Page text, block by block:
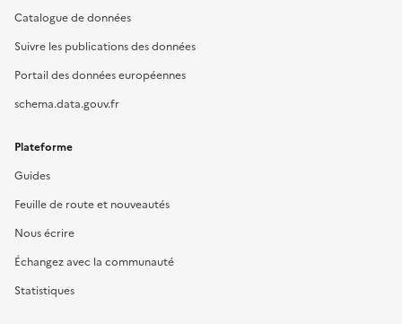
Catalogue de données
Suivre les publications des données
Portail des données européennes
schema.data.gouv.fr
Plateforme
Guides
Feuille de route et nouveautés
Nous écrire
Échangez avec la communauté
Statistiques